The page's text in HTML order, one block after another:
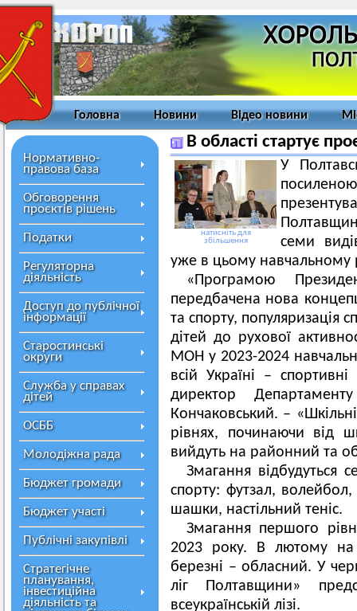
Головна Новини Відео новини
Нормативно-
правова база
Обговорення
проєктів рішень
Податки
Регуляторна
діяльність
Доступ до публічної
інформації
Старостинські
округи
Служба у справах
дітей
ОСББ
Молодіжна рада
Бюджет громади
Бюджет участі
Публічні закупівлі
Стратегічне
планування,
інвестиційна
діяльність та
В області стартує
натисніть для
збільшення
У
семи
уже в цьому навчальному
«Програмою
передбачена нова
та спорту, популяризація
дітей до рухової
МОН у 2023-2024
всій Україні –
директор
Кончаковський. –
рівнях, починаючи від
вийдуть на районний та
Змагання відбудуться
спорту: футзал,
шашки, настільний теніс.
Змагання першого
2023 року. В лютому на
березні – обласний. У
ліг Полтавщини»
всеукраїнській лізі.